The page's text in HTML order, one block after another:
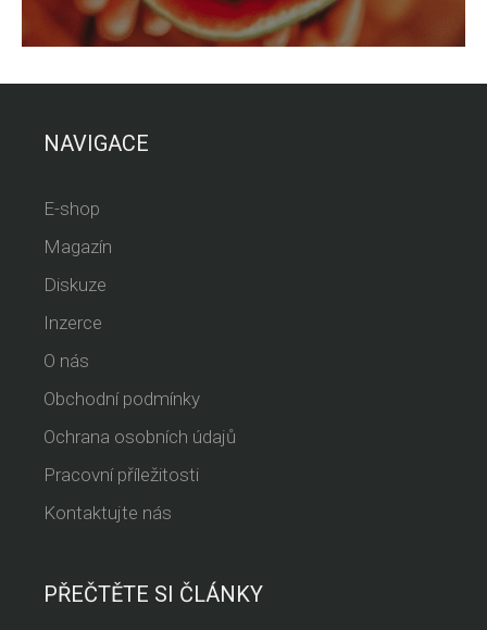
NAVIGACE
E-shop
Magazín
Diskuze
Inzerce
O nás
Obchodní podmínky
Ochrana osobních údajů
Pracovní příležitosti
Kontaktujte nás
PŘEČTĚTE SI ČLÁNKY